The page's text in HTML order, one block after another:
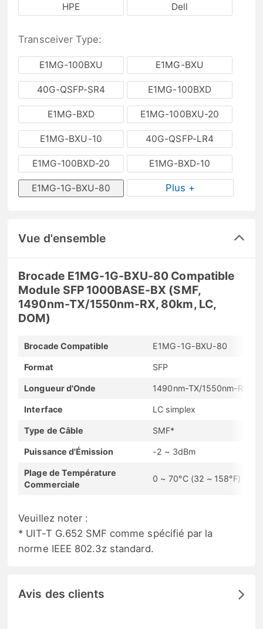
HPE Dell
Transceiver Type:
E1MG-100BXU E1MG-BXU
40G-QSFP-SR4 E1MG-100BXD
E1MG-BXD E1MG-100BXU-20
E1MG-BXU-10 40G-QSFP-LR4
E1MG-100BXD-20 E1MG-BXD-10
E1MG-1G-BXU-80 Plus +
Vue d'ensemble
Brocade E1MG-1G-BXU-80 Compatible
Module SFP 1000BASE-BX (SMF,
1490nm-TX/1550nm-RX, 80km, LC,
DOM)
Brocade Compatible E1MG-1G-BXU-80
Format SFP
Longueur d'Onde 1490nm-TX/1550nm-RX
Interface LC simplex
Type de Câble SMF*
Puissance d'Émission -2 ~ 3dBm
Plage de Température
Commerciale
0 ~ 70°C (32 ~ 158°F)
Veuillez noter :
* UIT-T G.652 SMF comme spécifié par la
norme IEEE 802.3z standard.
Avis des clients